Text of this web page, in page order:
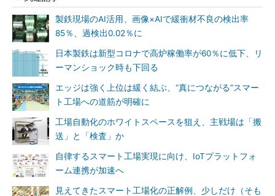
製鉄現場のAI活用、画像×AIで緩衝材不良の検出率
85％、過検出0.02％に
日本製鉄は新型コロナで高炉稼働率が60％に低下、リ
ーマンショック時も下回る
エッジは強く上位は緩く結ぶ、“真につながる”スマー
ト工場への道筋が明確に
工場自動化のホワイトスペースを狙え、主戦場は「搬
送」と「検査」か
自律するスマート工場実現に向け、IoTプラットフォ
ーム連携が加速へ
見えてきたスマート工場化の正解例、少しだけ（そも